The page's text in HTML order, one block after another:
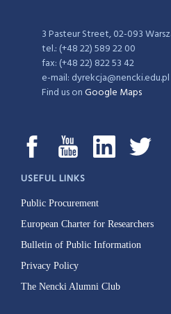
3 Pasteur Street, 02-093
tel.: (+48 22) 589 22 00
fax: (+48 22) 822 53 42
e-mail: dyrekcja@nencki.edu.pl
Find us onGoogle Maps
USEFUL LINKS
Public Procurement
European Charter for Researchers
Bulletin of Public Information
Privacy Policy
The Nencki Alumni Club